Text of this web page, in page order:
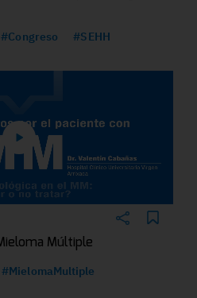
#Congreso #SEHH
Múltiple
#MielomaMultiple